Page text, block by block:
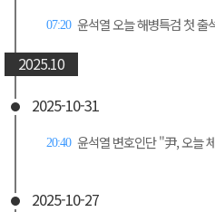
07:20 윤석열 오늘 해병특검 첫
2025.10
2025-10-31
20:40 윤석열 변호인단 "尹, 오늘
2025-10-27